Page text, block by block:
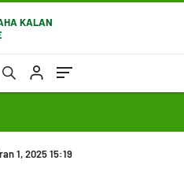
KALAN
1, 2025 15:19